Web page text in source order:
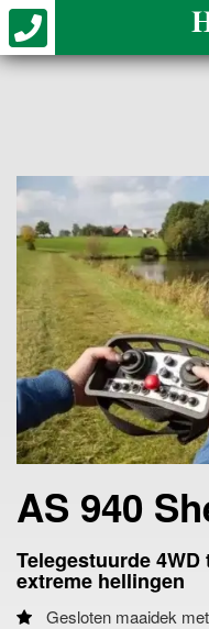
AS 940
Telegestuurde
extreme hellingen
Gesloten maaidek